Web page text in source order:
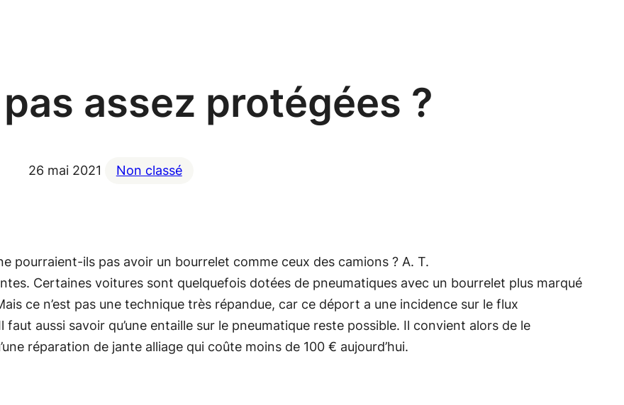
assez protégées ?
26 mai 2021 Non classé
pourraient-ils pas avoir un bourrelet comme ceux des camions ? A. T.
Certaines voitures sont quelquefois dotées de pneumatiques avec un bourrelet plus marqué
ce n’est pas une technique très répandue, car ce déport a une incidence sur le flux
aussi savoir qu’une entaille sur le pneumatique reste possible. Il convient alors de le
réparation de jante alliage qui coûte moins de 100 € aujourd’hui.